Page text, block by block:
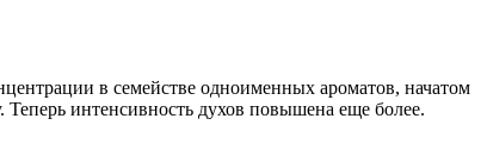
в семействе одноименных ароматов, начатом
интенсивность духов повышена еще более.